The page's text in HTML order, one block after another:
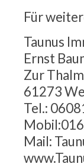
Für
Taunus
Ernst
Zur
61273
Tel.:
Mail: